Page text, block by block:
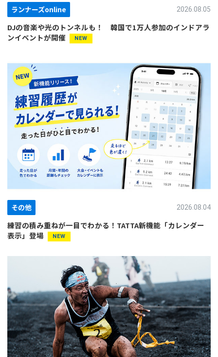
DJの音楽や光のトンネルも！ 韓国で1万人参加のインドアラ
ンイベントが開催
ランナーズonline 2026.08.05
練習の積み重ねが一目でわかる！TATTA新機能「カレンダー
表示」登場
その他 2026.08.04